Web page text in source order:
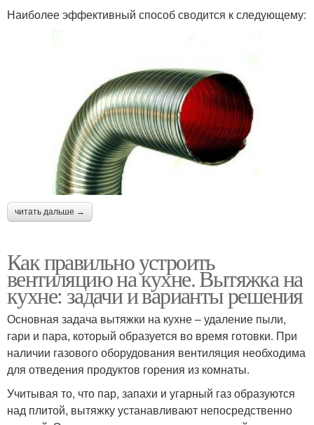
Наиболее эффективный способ сводится к следующему:
читать дальше →
Как правильно устроить
вентиляцию на кухне. Вытяжка на
кухне: задачи и варианты решения
Основная задача вытяжки на кухне – удаление пыли,
гари и пара, который образуется во время готовки. При
наличии газового оборудования вентиляция необходима
для отведения продуктов горения из комнаты.
Учитывая то, что пар, запахи и угарный газ образуются
над плитой, вытяжку устанавливают непосредственно